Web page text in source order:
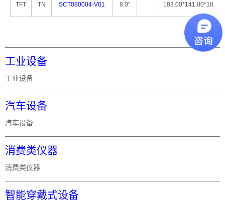
TFT TN SCT080004-V01 8.0'' 183.00*141.00*10.26
工业设备
工业设备
汽车设备
汽车设备
消费类仪器
消费类仪器
智能穿戴式设备